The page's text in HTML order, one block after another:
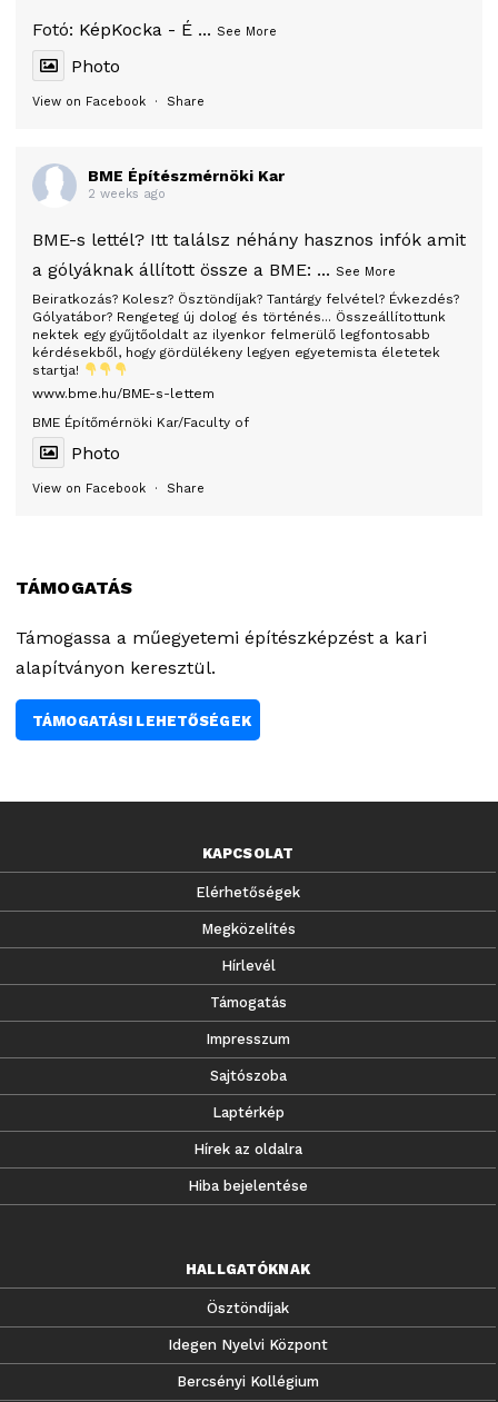
Fotó: KépKocka - É ... See More
Photo
View on Facebook · Share
BME Építészmérnöki Kar
2 weeks ago
BME-s lettél? Itt találsz néhány hasznos infók amit
a gólyáknak állított össze a BME:
Beiratkozás? Kolesz? Ösztöndíjak? Tantárgy felvétel? Évkezdés?
Gólyatábor? Rengeteg új dolog és történés... Összeállítottunk
nektek egy gyűjtőoldalt az ilyenkor felmerülő legfontosabb
kérdésekből, hogy gördülékeny legyen egyetemista életetek
startja!
www.bme.hu/BME-s-lettem
BME Építőmérnöki Kar/Faculty of
... See More
Photo
View on Facebook · Share
TÁMOGATÁS
Támogassa a műegyetemi építészképzést a kari
alapítványon keresztül.
TÁMOGATÁSI LEHETŐSÉGEK
KAPCSOLAT
Elérhetőségek
Megközelítés
Hírlevél
Támogatás
Impresszum
Sajtószoba
Laptérkép
Hírek az oldalra
Hiba bejelentése
HALLGATÓKNAK
Ösztöndíjak
Idegen Nyelvi Központ
Bercsényi Kollégium